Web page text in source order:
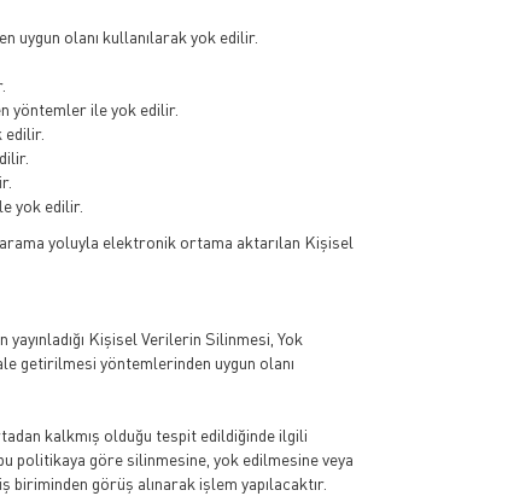
uygun olanı kullanılarak yok edilir.
yöntemler ile yok edilir.
yok edilir.
yoluyla elektronik ortama aktarılan Kişisel
Kişisel Verilerin Silinmesi, Yok
getirilmesi yöntemlerinden uygun olanı
kalkmış olduğu tespit edildiğinde ilgili
politikaya göre silinmesine, yok edilmesine veya
görüş alınarak işlem yapılacaktır.